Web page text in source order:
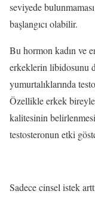
seviyede
başlangıcı olabilir.
Bu hormon kadın ve
erkeklerin libidosunu
yumurtalıklarında
Özellikle erkek
kalitesinin
testosteronun etki
Sadece cinsel istek